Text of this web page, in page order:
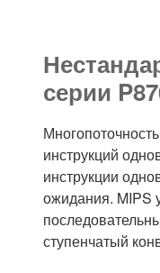
серии
инструкций
инструкции
ожидания. MIPS
ступенчатый